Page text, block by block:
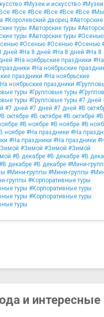
#Музеи и искусство #Музеи
#Все #Все #Все #Все #Все
#Королевский дворец #Авторские
туры #Авторские туры
туры #Авторские туры #Осенью
#Осенью #Осенью #Осенью
дней #На 8 дней #На 8 дней #На 8
#На ноябрьские праздники #На
#На ноябрьские
праздники #На ноябрьские
ноябрьские праздники
туры #Групповые туры
туры #Групповые туры #7 дней
#7 дней #7 дней #7 дней #В
октябре #В октябре #В октябре #В
#В ноябре #В ноябре #В
ноябре #На праздники #На
#На праздники #На праздники
#Зимой #Зимой #Зимой
#В декабре #В декабре #В
декабре #В декабре #Мини-
#Мини-группы #Мини-группы
группы #Корпоративные туры
туры #Корпоративные туры
туры #Корпоративные туры
туры
и